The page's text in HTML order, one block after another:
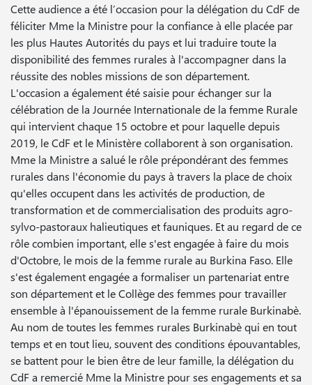
Cette audience a été l’occasion pour la délégation du CdF de
féliciter Mme la Ministre pour la confiance à elle placée par
les plus Hautes Autorités du pays et lui traduire toute la
disponibilité des femmes rurales à l'accompagner dans la
réussite des nobles missions de son département.
L'occasion a également été saisie pour échanger sur la
célébration de la Journée Internationale de la femme Rurale
qui intervient chaque 15 octobre et pour laquelle depuis
2019, le CdF et le Ministère collaborent à son organisation.
Mme la Ministre a salué le rôle prépondérant des femmes
rurales dans l'économie du pays à travers la place de choix
qu'elles occupent dans les activités de production, de
transformation et de commercialisation des produits agro-
sylvo-pastoraux halieutiques et fauniques. Et au regard de ce
rôle combien important, elle s'est engagée à faire du mois
d'Octobre, le mois de la femme rurale au Burkina Faso. Elle
s'est également engagée a formaliser un partenariat entre
son département et le Collège des femmes pour travailler
ensemble à l'épanouissement de la femme rurale Burkinabè.
Au nom de toutes les femmes rurales Burkinabè qui en tout
temps et en tout lieu, souvent des conditions épouvantables,
se battent pour le bien être de leur famille, la délégation du
CdF a remercié Mme la Ministre pour ses engagements et sa